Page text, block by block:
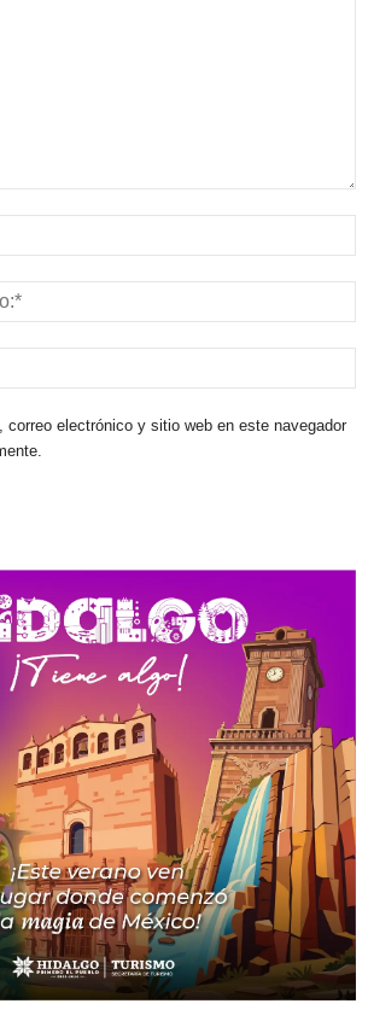
correo electrónico y sitio web en este navegador